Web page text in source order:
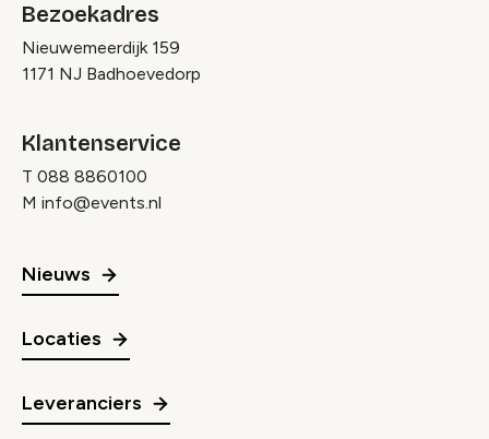
Bezoekadres
Nieuwemeerdijk 159
1171 NJ Badhoevedorp
Klantenservice
T 088 8860100
M info@events.nl
Nieuws
Locaties
Leveranciers